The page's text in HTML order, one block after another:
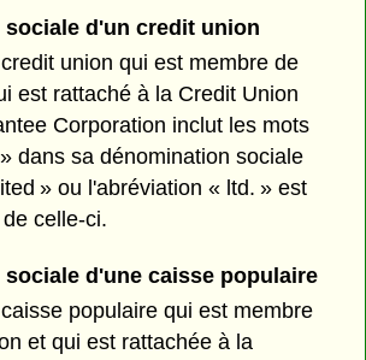
sociale d'un credit union
union qui est membre de
est rattaché à la Credit Union
Corporation inclut les mots
dans sa dénomination sociale
» ou l'abréviation « ltd. » est
celle-ci.
d'une caisse populaire
populaire qui est membre
et qui est rattachée à la